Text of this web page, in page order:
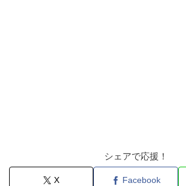
シェアで応援！
X Facebook